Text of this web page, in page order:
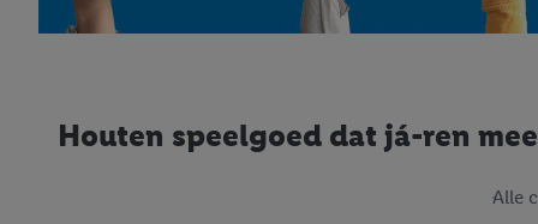
Houten speelgoed dat já-ren
Alle